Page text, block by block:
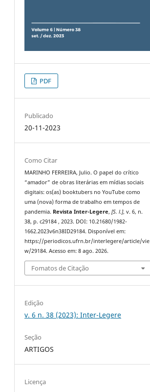
PDF
Publicado
20-11-2023
Como Citar
MARINHO FERREIRA, Julio. O papel do crítico
“amador” de obras literárias em mídias sociais
digitais: os(as) booktubers no YouTube como
uma (nova) forma de trabalho em tempos de
pandemia. Revista Inter-Legere,[S. l.], v. 6, n.
38, p. c29184 , 2023. DOI: 10.21680/1982-
1662.2023v6n38ID29184. Disponível em:
https://periodicos.ufrn.br/interlegere/article/vie
w/29184. Acesso em: 8 ago. 2026.
Fomatos de Citação
Edição
v. 6 n. 38 (2023): Inter-Legere
Seção
ARTIGOS
Licença